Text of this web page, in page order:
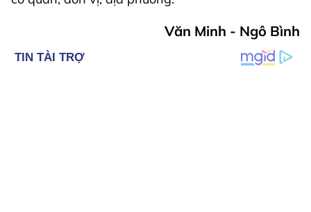
Văn Minh - Ngô Bình